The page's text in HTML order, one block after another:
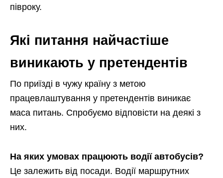
півроку.
Які питання найчастіше
виникають у претендентів
По приїзді в чужу країну з метою
працевлаштування у претендентів виникає
маса питань. Спробуємо відповісти на деякі з
них.
На яких умовах працюють водії автобусів?
Це залежить від посади. Водії маршрутних